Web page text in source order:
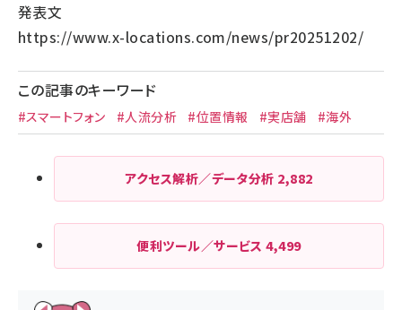
発表文
https://www.x-locations.com/news/pr20251202/
この記事のキーワード
#スマートフォン #人流分析 #位置情報 #実店舗 #海外
アクセス解析／データ分析 2,882
便利ツール／サービス4,499